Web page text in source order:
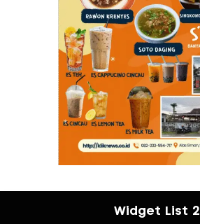
Widget List 2